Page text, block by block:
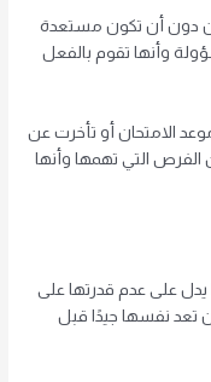
دون أن تكون مستعدة
وأنها تقوم بالفعل
الامتحان أو تأخرت عن
الفرص التي تهمها وأنها
يدل على عدم قدرتها على
أن تعد نفسها جيدًا قبل